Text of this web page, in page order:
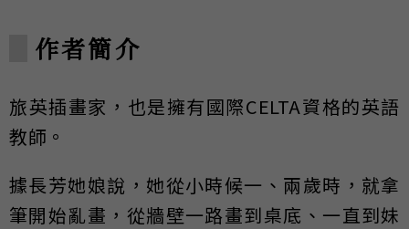
作者簡介
旅英插畫家，也是擁有國際CELTA資格的英語
教師。
據長芳她娘說，她從小時候一、兩歲時，就拿
筆開始亂畫，從牆壁一路畫到桌底、一直到妹